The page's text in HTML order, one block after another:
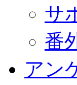
サ
番
アン